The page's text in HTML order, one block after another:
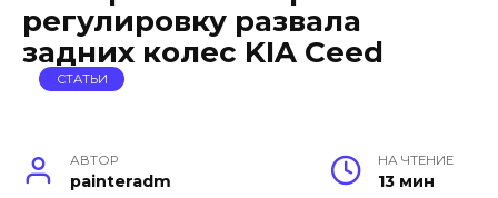
регулировку развала
задних колес KIA Ceed
СТАТЬИ
АВТОР
painteradm
НА ЧТЕНИЕ
13 мин